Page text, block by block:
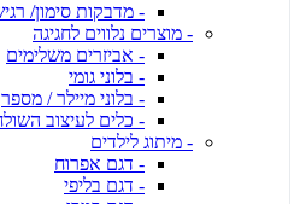
- מדבקות סימון/
- מוצרים נלווים לחגיגה
- אביזרים משלימים
- בלוני גומי
- בלוני מיילר / מספר
- כלים לעיצוב
- מיתוג לילדים
- דגם אפרוח
- דגם בליפי